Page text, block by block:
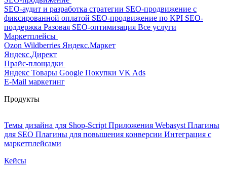
SEO-аудит и разработка стратегии SEO-продвижение с
фиксированной оплатой SEO-продвижение по KPI SEO-
поддержка Разовая SEO-оптимизация Все услуги
Маркетплейсы
Ozon Wildberries Яндекс.Маркет
Яндекс.Директ
Прайс-площадки
Яндекс Товары Google Покупки VK Ads
E-Mail маркетинг
Продукты
Темы дизайна для Shop-Script Приложения Webasyst Плагины
для SEO Плагины для повышения конверсии Интеграция с
маркетплейсами
Кейсы